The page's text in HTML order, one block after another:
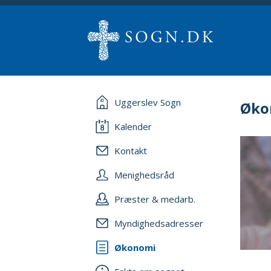
Uggerslev Sogn
Kalender
Kontakt
Menighedsråd
Præster & medarb.
Myndighedsadresser
Økonomi